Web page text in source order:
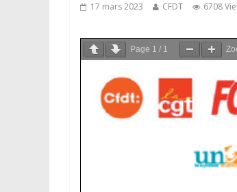
17 mars 2023 CFDT 6708
Page 1 / 1